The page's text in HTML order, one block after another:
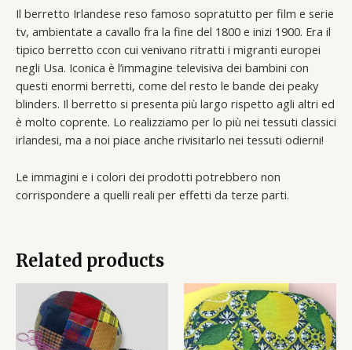
Il berretto Irlandese reso famoso sopratutto per film e serie
tv, ambientate a cavallo fra la fine del 1800 e inizi 1900. Era il
tipico berretto ccon cui venivano ritratti i migranti europei
negli Usa. Iconica è l’immagine televisiva dei bambini con
questi enormi berretti, come del resto le bande dei peaky
blinders. Il berretto si presenta più largo rispetto agli altri ed
è molto coprente. Lo realizziamo per lo più nei tessuti classici
irlandesi, ma a noi piace anche rivisitarlo nei tessuti odierni!
Le immagini e i colori dei prodotti potrebbero non
corrispondere a quelli reali per effetti da terze parti.
Related products